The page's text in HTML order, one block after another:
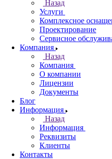
Назад
Услуги
Комплексное
Проектирование
Сервисное
Компания
Назад
Компания
О компании
Лицензии
Документы
Блог
Информация
Назад
Информация
Реквизиты
Клиенты
Контакты